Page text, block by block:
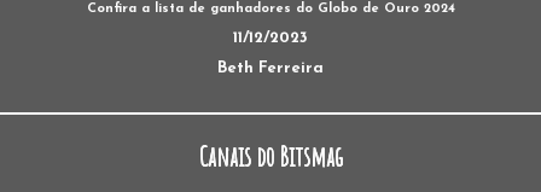
Confira a lista de ganhadores do Globo de Ouro 2024
11/12/2023
Beth Ferreira
Canais do Bitsmag